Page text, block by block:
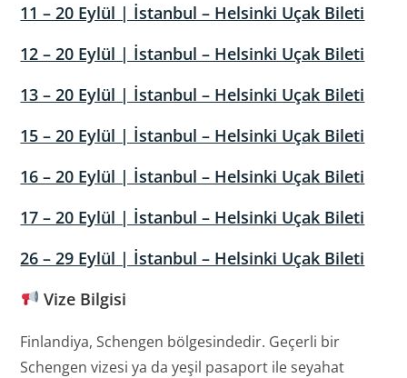
11 – 20 Eylül | İstanbul – Helsinki Uçak Bileti
12 – 20 Eylül | İstanbul – Helsinki Uçak Bileti
13 – 20 Eylül | İstanbul – Helsinki Uçak Bileti
15 – 20 Eylül | İstanbul – Helsinki Uçak Bileti
16 – 20 Eylül | İstanbul – Helsinki Uçak Bileti
17 – 20 Eylül | İstanbul – Helsinki Uçak Bileti
26 – 29 Eylül | İstanbul – Helsinki Uçak Bileti
Vize Bilgisi
Finlandiya, Schengen bölgesindedir. Geçerli bir
Schengen vizesi ya da yeşil pasaport ile seyahat